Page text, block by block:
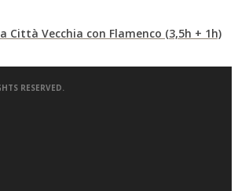
Città Vecchia con Flamenco (3,5h + 1h)
RESERVED.